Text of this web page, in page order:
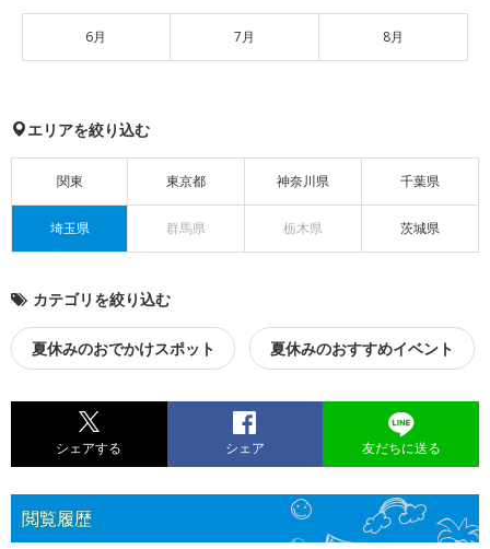
6月 7月 8月
エリアを絞り込む
関東 東京都 神奈川県 千葉県
埼玉県 群馬県 栃木県 茨城県
カテゴリを絞り込む
夏休みのおでかけスポット 夏休みのおすすめイベント
シェアする シェア 友だちに送る
閲覧履歴